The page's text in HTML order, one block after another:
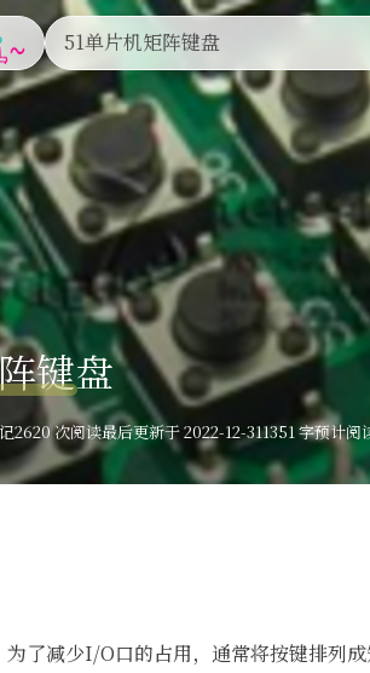
51单片机矩阵键盘
键盘
2620 次阅读最后更新于 2022-12-311351 字预计阅
为了减少I/O口的占用，通常将按键排列